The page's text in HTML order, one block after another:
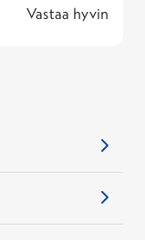
5 -
Vastaa hyvin